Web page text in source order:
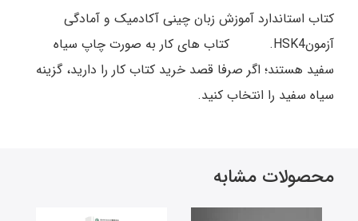
کتاب استاندارد آموزش زبان چینی آکادمیک و آمادگی
آزمونHSK4. کتاب های کار به صورت چاپ سیاه
سفید هستند؛ اگر صرفا قصد خرید کتاب کار را دارید، گزینه
سیاه سفید را انتخاب کنید.
محصولات مشابه